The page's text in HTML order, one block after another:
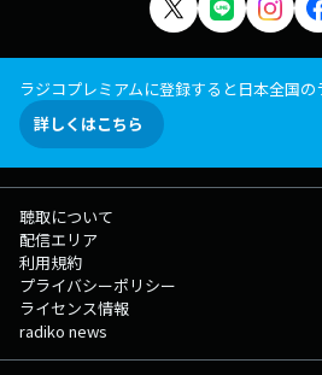
ラジコプレミアムに登録すると日本全国
詳しくはこちら
聴取について
配信エリア
利用規約
プライバシーポリシー
ライセンス情報
radiko news